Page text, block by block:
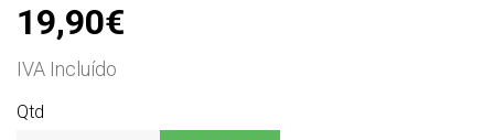
19,90€
IVA Incluído
Qtd